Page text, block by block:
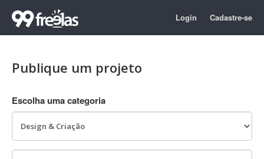
Login Cadastre-se
Publique um projeto
Escolha uma categoria